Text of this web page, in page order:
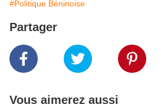
#Politique Béninoise
Partager
Vous aimerez aussi